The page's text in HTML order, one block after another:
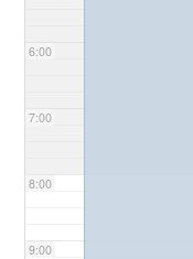
6:00
7:00
8:00
9:00